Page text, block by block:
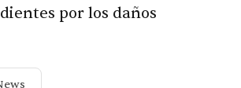
por los daños